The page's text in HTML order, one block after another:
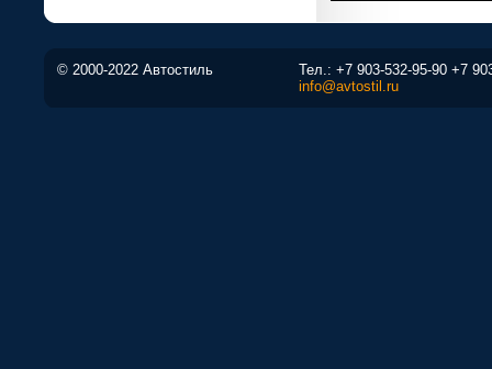
© 2000-2022 Автостиль Тел.: +7 903-532-95-90 +7
info@avtostil.ru